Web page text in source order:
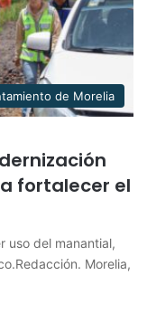
de Morelia
fortalecer el
uso del manantial,
Morelia,